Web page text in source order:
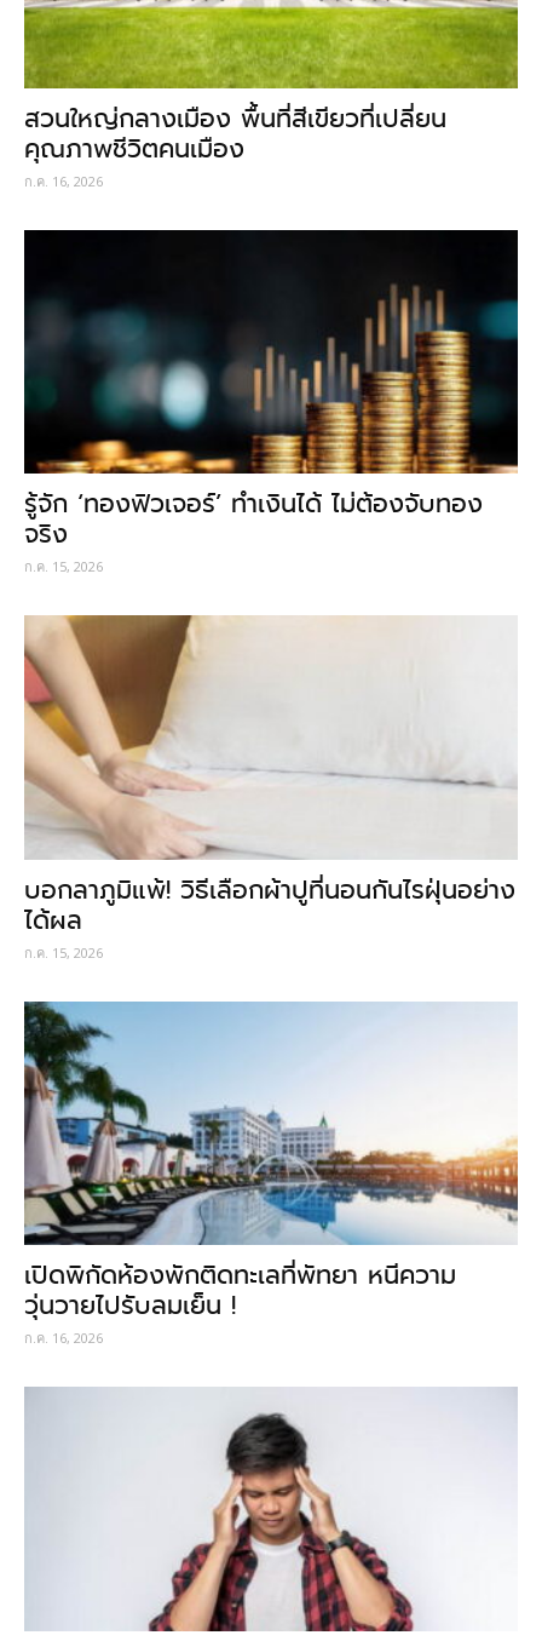
สวนใหญ่กลางเมือง พื้นที่สีเขียวที่เปลี่ยน
คุณภาพชีวิตคนเมือง
ก.ค. 16, 2026
รู้จัก ‘ทองฟิวเจอร์’ ทำเงินได้ ไม่ต้องจับทอง
จริง
ก.ค. 15, 2026
บอกลาภูมิแพ้! วิธีเลือกผ้าปูที่นอนกันไรฝุ่นอย่าง
ได้ผล
ก.ค. 15, 2026
เปิดพิกัดห้องพักติดทะเลที่พัทยา หนีความ
วุ่นวายไปรับลมเย็น !
ก.ค. 16, 2026